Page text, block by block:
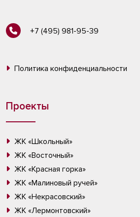
+7 (495) 981-95-39
Политика конфиденциальности
Проекты
ЖК «Школьный»
ЖК «Восточный»
ЖК «Красная горка»
ЖК «Малиновый ручей»
ЖК «Некрасовский»
ЖК «Лермонтовский»